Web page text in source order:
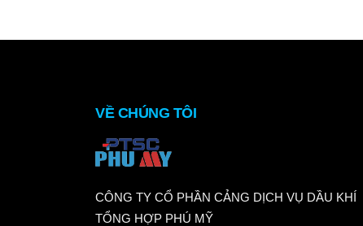
VỀ CHÚNG TÔI
CÔNG TY CỔ PHẦN CẢNG DỊCH VỤ DẦU KHÍ
TỔNG HỢP PHÚ MỸ